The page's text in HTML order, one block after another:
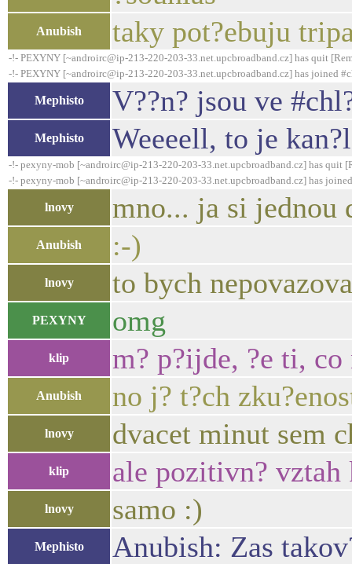
Anubish taky pot?ebuju
-!- PEXYNY [~androirc@ip-213-220-203-33.net.upcbroadband.cz] has quit
-!- PEXYNY [~androirc@ip-213-220-203-33.net.upcbroadband.cz] has joined
Mephisto V??n? jsou ve
Mephisto Weeeell, to je
-!- pexyny-mob [~androirc@ip-213-220-203-33.net.upcbroadband.cz] has quit
-!- pexyny-mob [~androirc@ip-213-220-203-33.net.upcbroadband.cz] has
lnovy mno... ja si jednou
Anubish :-)
lnovy to bych
PEXYNY omg
klip m? p?ijde, ?e ti,
Anubish no j? t?ch
lnovy dvacet minut sem
klip ale pozitivn? vztah
lnovy samo :)
Mephisto Anubish: Zas